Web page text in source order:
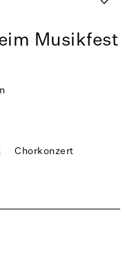
Musikfest
Chorkonzert